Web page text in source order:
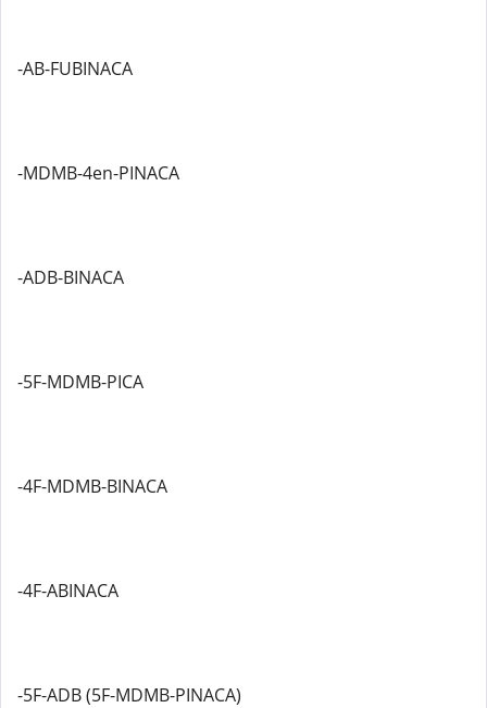
-AB-FUBINACA
-MDMB-4en-PINACA
-ADB-BINACA
-5F-MDMB-PICA
-4F-MDMB-BINACA
-4F-ABINACA
-5F-ADB (5F-MDMB-PINACA)